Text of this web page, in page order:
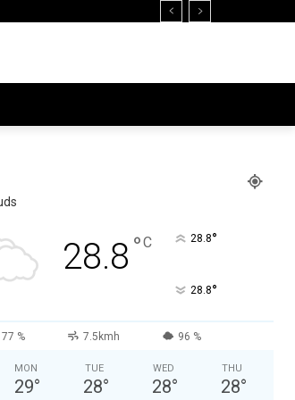
28.8 °C 28.8°
28.8°
77 % 7.5kmh 96 %
MON
29°
TUE
28°
WED
28°
THU
28°